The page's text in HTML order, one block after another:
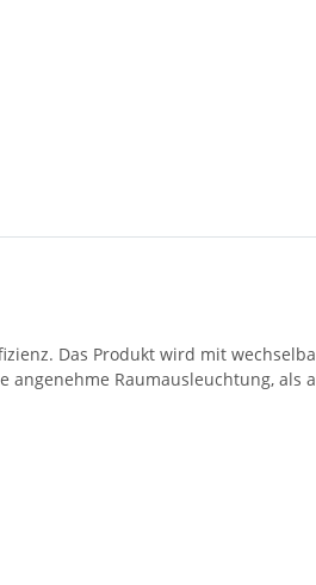
Das Produkt wird mit
Raumausleuchtung, als